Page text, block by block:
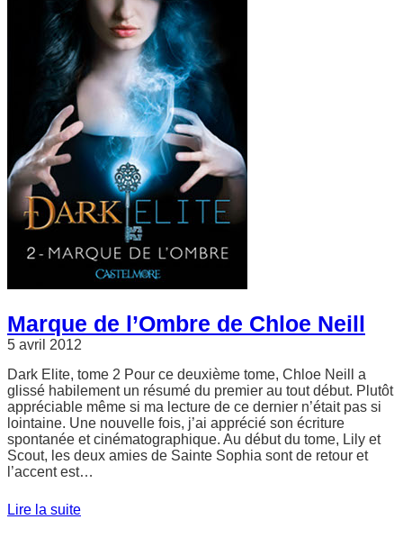
Marque de l’Ombre de Chloe Neill
5 avril 2012
Dark Elite, tome 2 Pour ce deuxième tome, Chloe Neill a
glissé habilement un résumé du premier au tout début. Plutôt
appréciable même si ma lecture de ce dernier n’était pas si
lointaine. Une nouvelle fois, j’ai apprécié son écriture
spontanée et cinématographique. Au début du tome, Lily et
Scout, les deux amies de Sainte Sophia sont de retour et
l’accent est…
Lire la suite